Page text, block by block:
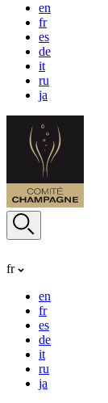
en
fr
es
de
it
ru
ja
fr
en
fr
es
de
it
ru
ja